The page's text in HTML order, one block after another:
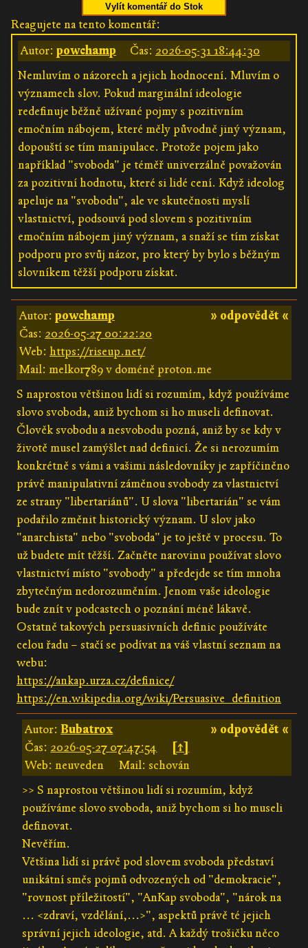
Vylít komentář do Stok
Reagujete na tento komentář:
Autor: powchamp Čas: 2026-05-31 18:44:30
Nemluvím o názorech a jejich hodnocení. Mluvím o
významech slov. Pokud marginální ideologie
redefinuje běžně užívané pojmy s pozitivním
emočním nábojem, které měly původně jiný význam,
dopouští se tím manipulace. Protože pojem jako
například "svoboda" je téměř univerzálně považován
za pozitivní hodnotu, které si lidé cení. Když ideolog
apeluje na "svobodu", ale ve skutečnosti myslí
vlastnictví, podsouvá pod slovem s pozitivním
emočním nábojem jiný význam, a snaží se tím získat
podporu pro svůj názor, pro který by bylo s běžným
slovníkem těžší podporu získat.
» odpovědět «
Autor: powchamp
Čas: 2026-05-27 00:22:20
Web: https://riseup.net/
Mail: melkor789 v doméně proton.me
S naprostou většinou lidí si rozumím, když používáme
slovo svoboda, aniž bychom si ho museli definovat.
Člověk svobodu a nesvobodu pozná, aniž by se kdy v
životě musel zamýšlet nad definicí. Že si nerozumím
konkrétně s vámi a vašimi následovníky je zapříčiněno
právě manipulativní záměnou svobody za vlastnictví
ze strany "libertariánů". U slova "libertarián" se vám
podařilo změnit historický význam. U slov jako
"anarchista" nebo "svoboda" je to ještě v procesu. To
už budete mít těžší. Začněte narovinu používat slovo
vlastnictví místo "svobody" a předejde se tím mnoha
zbytečným nedorozuměním. Jenom vaše ideologie
bude znít v podcastech o poznání méně lákavě.
Ostatně takových persuasivních definic používáte
celou řadu – stačí se podívat na váš vlastní seznam na
webu:
https://ankap.urza.cz/definice/
https://en.wikipedia.org/wiki/Persuasive_definition
» odpovědět «
Autor:Bubatrox
Čas: 2026-05-27 07:47:54
[↑]
Web: neuveden
Mail: schován
>> S naprostou většinou lidí si rozumím, když
používáme slovo svoboda, aniž bychom si ho museli
definovat.
Nevěřím.
Většina lidí si právě pod slovem svoboda představí
unikátní směs pojmů odvozených od "demokracie",
"rovnost příležitostí", "AnKap svoboda", "nárok na
... <zdraví, vzdělání,...>", aspektů právě té jejich
správní jejich ideologie, atd. A každý trošičku něco